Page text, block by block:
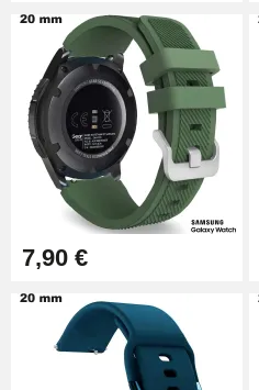
7,90 €